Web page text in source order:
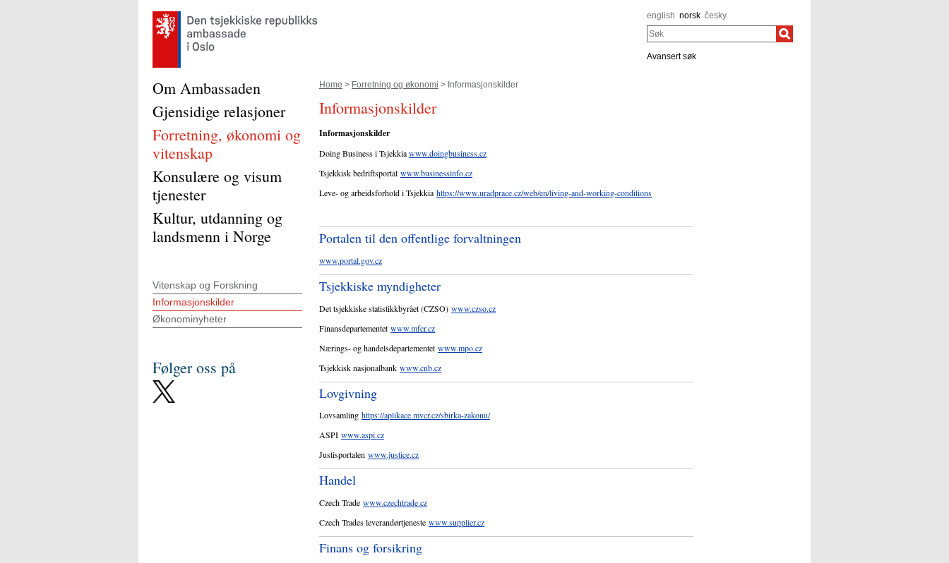
english norsk česky
Søk
Avansert søk
Home > Forretning og økonomi > Informasjonskilder
Informasjonskilder
Informasjonskilder
Doing Business i Tsjekkiawww.doingbusiness.cz
Tsjekkisk bedriftsportal www.businessinfo.cz
Leve- og arbeidsforhold i Tsjekkiahttps://www.uradprace.cz/web/en/living-and-working-conditions
Portalen til den offentlige forvaltningen
www.portal.gov.cz
Tsjekkiske myndigheter
Det tsjekkiske statistikkbyrået (CZSO) www.czso.cz
Finansdepartementet www.mfcr.cz
Nærings- og handelsdepartementet www.mpo.cz
Tsjekkisk nasjonalbank www.cnb.cz
Lovgivning
Lovsamling https://aplikace.mvcr.cz/sbirka-zakonu/
ASPI www.aspi.cz
Justisportalen www.justice.cz
Handel
Czech Trade www.czechtrade.cz
Czech Trades leverandørtjeneste www.supplier.cz
Finans og forsikring
Om Ambassaden
Gjensidige relasjoner
Forretning, økonomi og
vitenskap
Konsulære og visum
tjenester
Kultur, utdanning og
landsmenn i Norge
Vitenskap og Forskning
Informasjonskilder
Økonominyheter
Følger oss på